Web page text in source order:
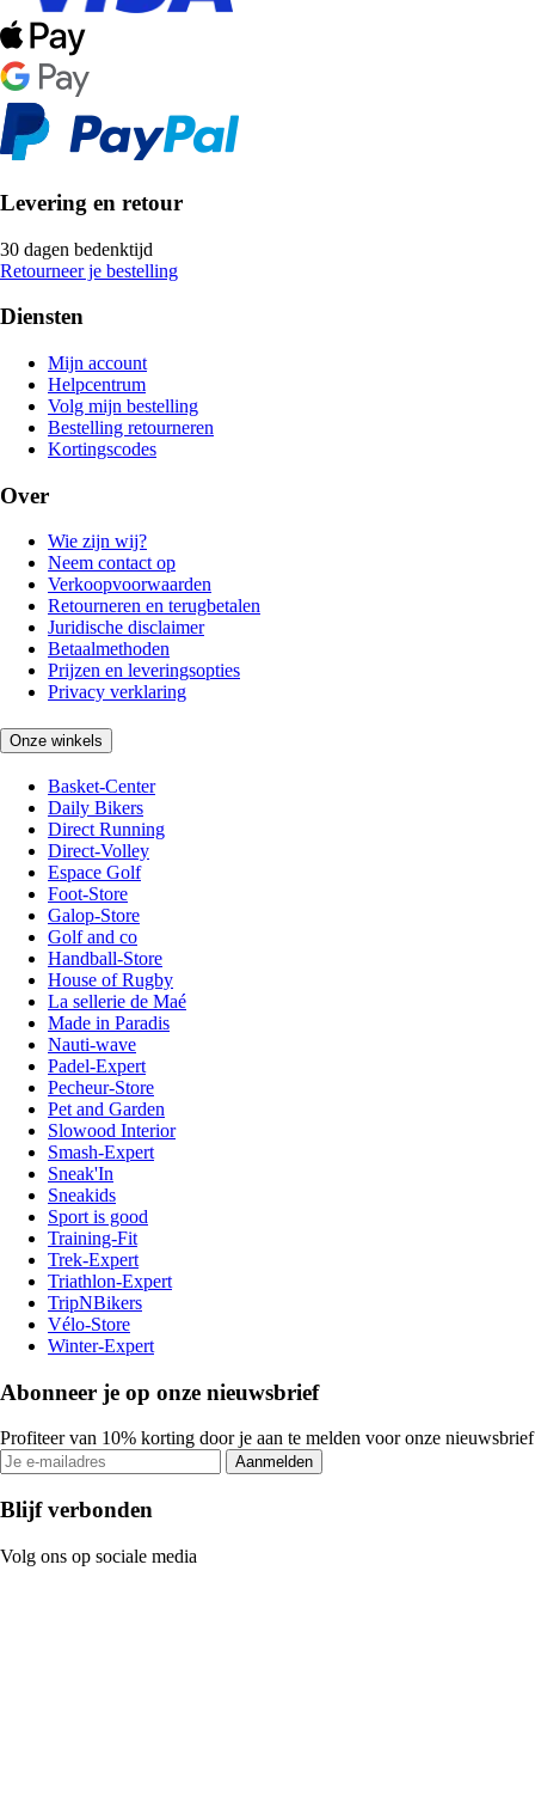
Levering en retour
30 dagen bedenktijd
Retourneer je bestelling
Diensten
Mijn account
Helpcentrum
Volg mijn bestelling
Bestelling retourneren
Kortingscodes
Over
Wie zijn wij?
Neem contact op
Verkoopvoorwaarden
Retourneren en terugbetalen
Juridische disclaimer
Betaalmethoden
Prijzen en leveringsopties
Privacy verklaring
Onze winkels
Basket-Center
Daily Bikers
Direct Running
Direct-Volley
Espace Golf
Foot-Store
Galop-Store
Golf and co
Handball-Store
House of Rugby
La sellerie de Maé
Made in Paradis
Nauti-wave
Padel-Expert
Pecheur-Store
Pet and Garden
Slowood Interior
Smash-Expert
Sneak'In
Sneakids
Sport is good
Training-Fit
Trek-Expert
Triathlon-Expert
TripNBikers
Vélo-Store
Winter-Expert
Abonneer je op onze nieuwsbrief
Profiteer van 10% korting door je aan te melden voor onze nieuwsbrief
Aanmelden
Blijf verbonden
Volg ons op sociale media